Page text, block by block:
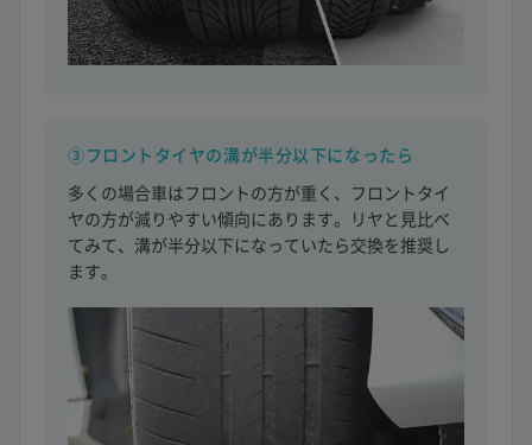
③フロントタイヤの溝が半分以下になったら
多くの場合車はフロントの方が重く、フロントタイ
ヤの方が減りやすい傾向にあります。リヤと見比べ
てみて、溝が半分以下になっていたら交換を推奨し
ます。